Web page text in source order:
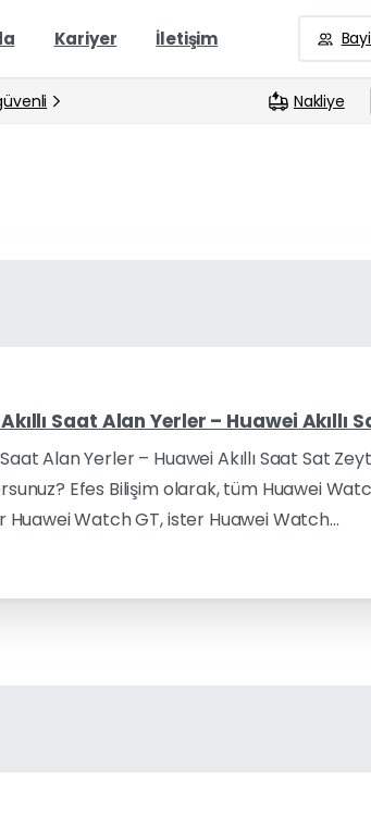
Kariyer İletişim
Nakliye
Saat Alan Yerler – Huawei Akıllı
Alan Yerler – Huawei Akıllı Saat Sat
Efes Bilişim olarak, tüm Huawei
Huawei Watch GT, ister Huawei Watch...